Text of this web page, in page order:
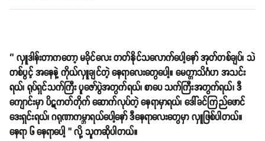
‘’ လှူဒါန်းတာကတော့ မခိုင်လေး တတ်နိုင်သလောက်ပေါ့နော် အုတ်တစ်ချပ်၊ သဲ
တစ်ပွင့် အနေနဲ့ ကိုယ်လှူချင်တဲ့ နေရာလေးတွေပေါ့။ မေတ္တာသိင်္ဂဟ အသင်း
ရယ်၊ ရုပ်ရှင်သက်ကြီး ပူဇော်ပွဲအတွက်ရယ်၊ စာပေ သက်ကြီးအတွက်ရယ်၊ ဒီ
ကျောင်းမှာ ပိဋကတ်တိုက် ဆောက်လုပ်တဲ့ နေရာမှာရယ်၊ ဒေါ်ခင်ကြည်ဖောင်
ဒေးရှင်းရယ်၊ ဂရုဏာကမ္ဘာရယ်ပေါ့နော် ဒီနေရာလေးတွေမှာ လှူဖြစ်ပါတယ်။
နေရာ ၆ နေရာပေါ့ ’’ လို့ သူကဆိုပါတယ်။